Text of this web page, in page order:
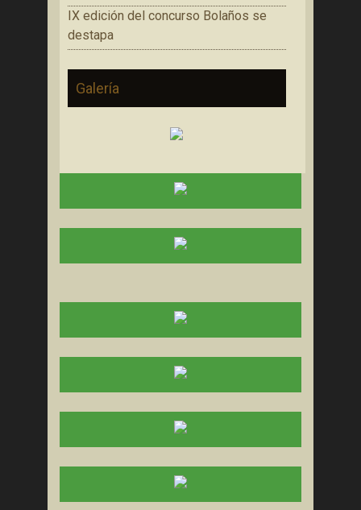
IX edición del concurso Bolaños se
destapa
Galería